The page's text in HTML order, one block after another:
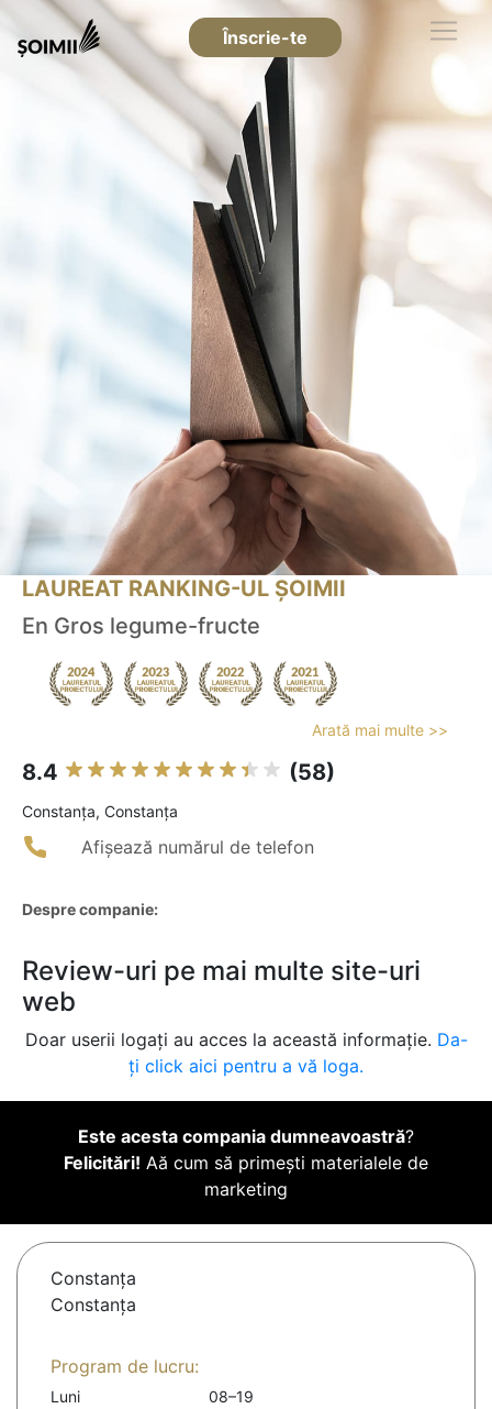
Înscrie-te
LAUREAT RANKING-UL ȘOIMII
En Gros legume-fructe
Arată mai multe >>
8.4 (58)
Constanţa, Constanţa
Afișează numărul de telefon
Despre companie:
Review-uri pe mai multe site-uri
web
Doar userii logați au acces la această informație. Da-
ți click aici pentru a vă loga.
Este acesta compania dumneavoastră?
Felicitări! Aă cum să primești materialele de
marketing
Constanţa
Constanţa
Program de lucru:
Luni
08–19